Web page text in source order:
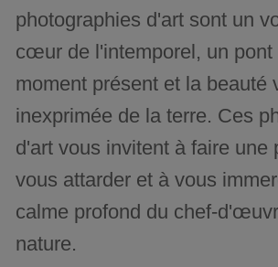
photographies d'art sont un
cœur de l'intemporel, un pont
moment présent et la beauté
inexprimée de la terre. Ces
d'art vous invitent à faire une
vous attarder et à vous
calme profond du chef-
nature.